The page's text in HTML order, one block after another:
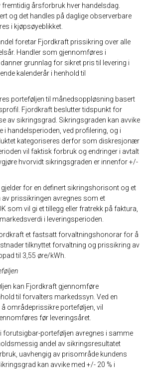
fremtidig årsforbruk hver handelsdag.
og det handles på daglige observerbare
i kjøpsøyeblikket.
foretar Fjordkraft prissikring over alle
Handler som gjennomføres i
grunnlag for sikret pris til levering i
kalenderår i henhold til
porteføljen til månedsoppløsning basert
Fjordkraft beslutter tidspunkt for
av sikringsgrad. Sikringsgraden kan avvike
i handelsperioden, ved profilering, og i
kategoriseres derfor som diskresjonær
vil faktisk forbruk og endringer i avtalt
hvorvidt sikringsgraden er innenfor +/-
for en definert sikringshorisont og et
av prissikringen avregnes som et
som vil gi et tillegg eller fratrekk på faktura,
i leveringsperioden.
et fastsatt forvaltningshonorar for å
tilknyttet forvaltning og prissikring av
til 3,55 øre/kWh.
kan Fjordkraft gjennomføre
til forvalters markedssyn. Ved en
områdeprissikre porteføljen, vil
før leveringsåret.
forutsigbar-porteføljen avregnes i samme
andel av sikringsresultatet
uavhengig av prisområde kundens
kan avvike med +/- 20 % i